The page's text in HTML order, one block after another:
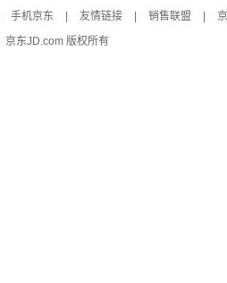
手机京东 友情链接 销售联盟
京东JD.com 版权所有